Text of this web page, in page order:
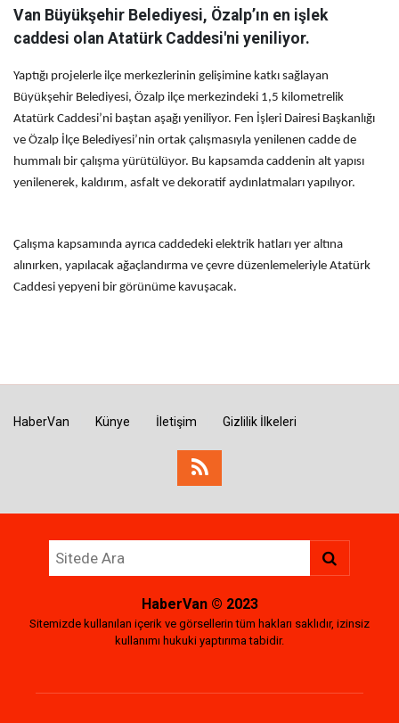
Van Büyükşehir Belediyesi, Özalp’ın en işlek
caddesi olan Atatürk Caddesi'ni yeniliyor.
Yaptığı projelerle ilçe merkezlerinin gelişimine katkı sağlayan
Büyükşehir Belediyesi, Özalp ilçe merkezindeki 1,5 kilometrelik
Atatürk Caddesi’ni baştan aşağı yeniliyor. Fen İşleri Dairesi Başkanlığı
ve Özalp İlçe Belediyesi’nin ortak çalışmasıyla yenilenen cadde de
hummalı bir çalışma yürütülüyor. Bu kapsamda caddenin alt yapısı
yenilenerek, kaldırım, asfalt ve dekoratif aydınlatmaları yapılıyor.
Çalışma kapsamında ayrıca caddedeki elektrik hatları yer altına
alınırken, yapılacak ağaçlandırma ve çevre düzenlemeleriyle Atatürk
Caddesi yepyeni bir görünüme kavuşacak.
HaberVan Künye İletişim Gizlilik İlkeleri
HaberVan© 2023
Sitemizde kullanılan içerik ve görsellerin tüm hakları saklıdır, izinsiz
kullanımı hukuki yaptırıma tabidir.